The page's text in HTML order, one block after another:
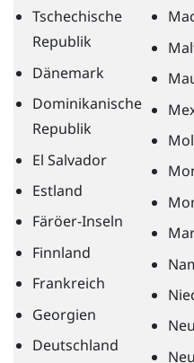
Tschechische
Republik
Dänemark
Dominikanische
Republik
El Salvador
Estland
Färöer-Inseln
Finnland
Frankreich
Georgien
Deutschland